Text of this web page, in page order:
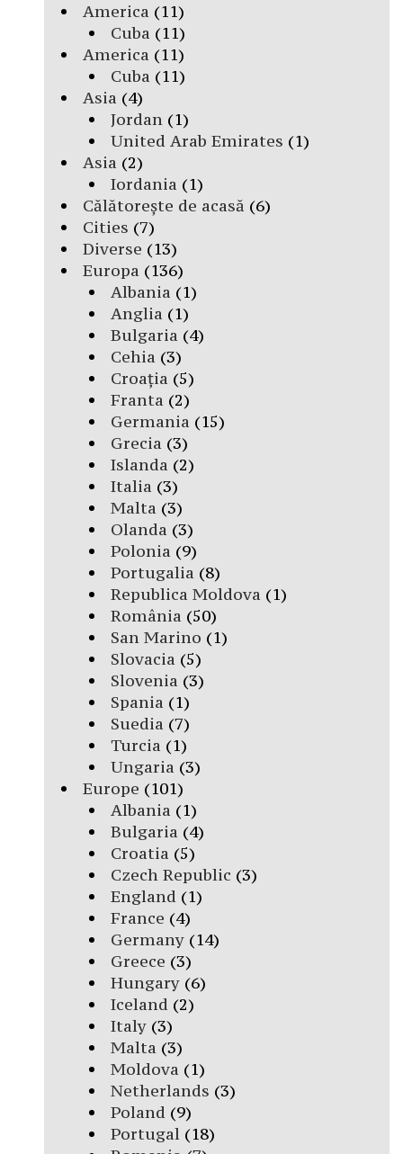
America (11)
Cuba (11)
America (11)
Cuba (11)
Asia (4)
Jordan(1)
United Arab Emirates (1)
Asia (2)
Iordania (1)
Călătorește de acasă (6)
Cities (7)
Diverse (13)
Europa (136)
Albania (1)
Anglia (1)
Bulgaria (4)
Cehia (3)
Croația (5)
Franta (2)
Germania (15)
Grecia (3)
Islanda (2)
Italia (3)
Malta (3)
Olanda (3)
Polonia (9)
Portugalia (8)
Republica Moldova (1)
România (50)
San Marino (1)
Slovacia (5)
Slovenia (3)
Spania (1)
Suedia (7)
Turcia (1)
Ungaria (3)
Europe (101)
Albania (1)
Bulgaria (4)
Croatia (5)
Czech Republic (3)
England (1)
France (4)
Germany(14)
Greece (3)
Hungary(6)
Iceland (2)
Italy(3)
Malta (3)
Moldova (1)
Netherlands (3)
Poland (9)
Portugal(18)